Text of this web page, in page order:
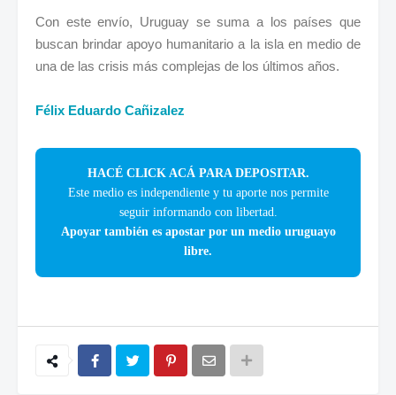
Con este envío, Uruguay se suma a los países que
buscan brindar apoyo humanitario a la isla en medio de
una de las crisis más complejas de los últimos años.
Félix Eduardo Cañizalez
HACÉ CLICK ACÁ PARA DEPOSITAR.
Este medio es independiente y tu aporte nos permite
seguir informando con libertad.
Apoyar también es apostar por un medio uruguayo
libre.